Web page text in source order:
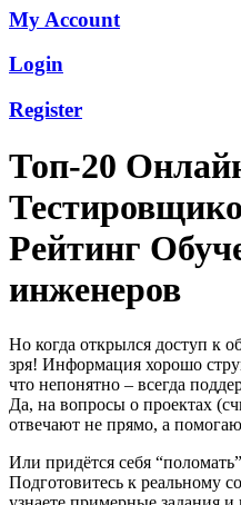
My Account
Login
Register
Топ-20
Рейтинг
инженеров
Но когда открылся доступ к
зря! Информация хорошо
что непонятно – всегда
Да, на вопросы о проектах
отвечают не прямо, а
Или придётся себя
Подготовитесь к реальному